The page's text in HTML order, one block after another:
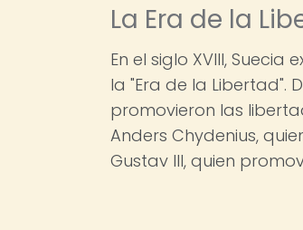
La Era de la
En el siglo XVIII,
la "Era de la Libertad".
promovieron las
Anders Chydenius,
Gustav III, quien